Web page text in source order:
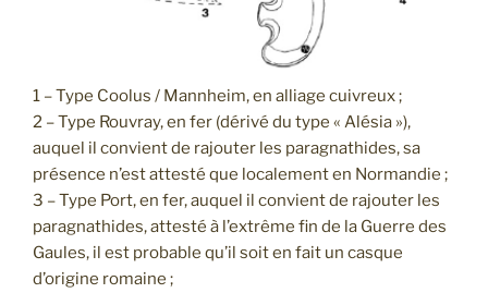
1 – Type Coolus / Mannheim, en alliage cuivreux ;
2 – Type Rouvray, en fer (dérivé du type « Alésia »),
auquel il convient de rajouter les paragnathides, sa
présence n’est attesté que localement en Normandie ;
3 – Type Port, en fer, auquel il convient de rajouter les
paragnathides, attesté à l’extrême fin de la Guerre des
Gaules, il est probable qu’il soit en fait un casque
d’origine romaine ;